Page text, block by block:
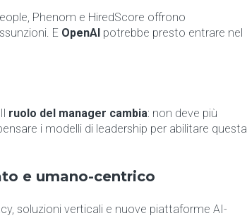
Phenom e HiredScore offrono
EOpenAIpotrebbe presto entrare nel
ruolo del manager cambia: non deve più
i modelli di leadership per abilitare questa
e umano-centrico
soluzioni verticali e nuove piattaforme AI-